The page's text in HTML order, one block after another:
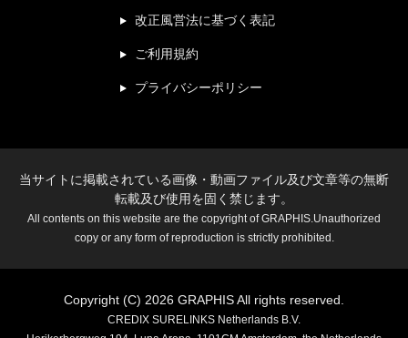
改正風営法に基づく表記
ご利用規約
プライバシーポリシー
当サイトに掲載されている画像・動画ファイル及び文章等の無断
転載及び使用を固く禁じます。
All contents on this website are the copyright of GRAPHIS.Unauthorized
copy or any form of reproduction is strictly prohibited.
Copyright (C) 2026 GRAPHIS All rights reserved.
CREDIX SURELINKS Netherlands B.V.